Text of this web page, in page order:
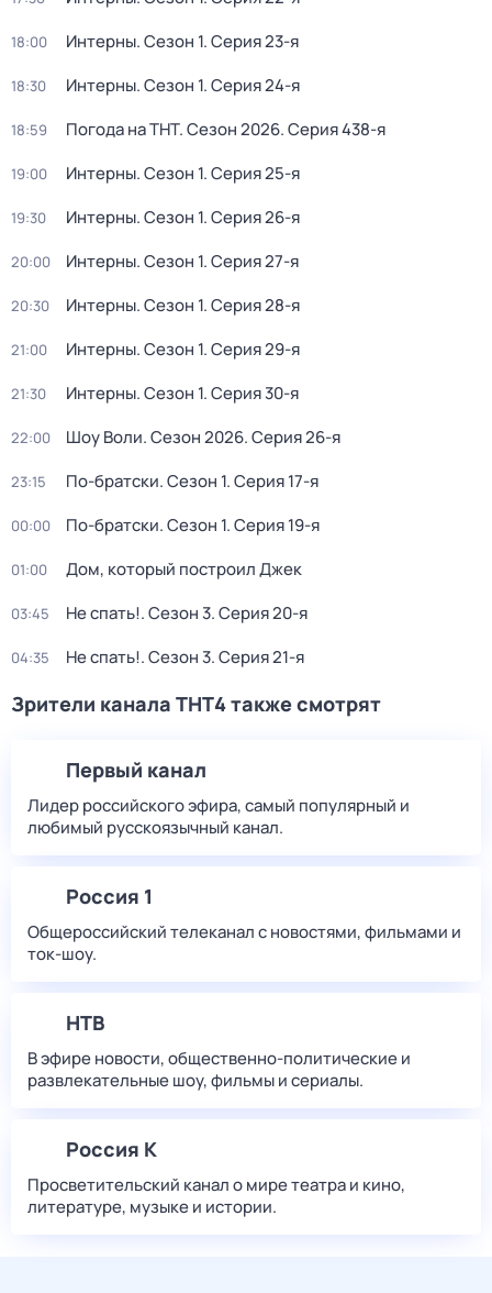
18:00 Интерны. Сезон 1. Серия 23-я
18:30 Интерны. Сезон 1. Серия 24-я
18:59 Погода на ТНТ. Сезон 2026. Серия 438-я
19:00 Интерны. Сезон 1. Серия 25-я
19:30 Интерны. Сезон 1. Серия 26-я
20:00 Интерны. Сезон 1. Серия 27-я
20:30 Интерны. Сезон 1. Серия 28-я
21:00 Интерны. Сезон 1. Серия 29-я
21:30 Интерны. Сезон 1. Серия 30-я
22:00 Шоу Воли. Сезон 2026. Серия 26-я
23:15 По-братски. Сезон 1. Серия 17-я
00:00 По-братски. Сезон 1. Серия 19-я
01:00 Дом, который построил Джек
03:45 Не спать!. Сезон 3. Серия 20-я
04:35 Не спать!. Сезон 3. Серия 21-я
Зрители канала ТНТ4 также смотрят
Первый канал
Лидер российского эфира, самый популярный и
любимый русскоязычный канал.
Россия 1
Общероссийский телеканал с новостями, фильмами и
ток-шоу.
НТВ
В эфире новости, общественно-политические и
развлекательные шоу, фильмы и сериалы.
Россия К
Просветительский канал о мире театра и кино,
литературе, музыке и истории.